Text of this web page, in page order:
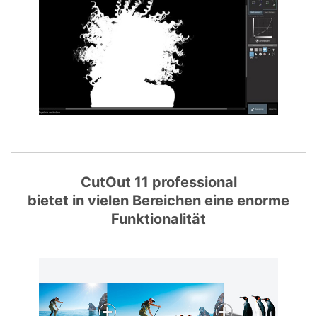
CutOut 11 professional
bietet in vielen Bereichen eine enorme
Funktionalität